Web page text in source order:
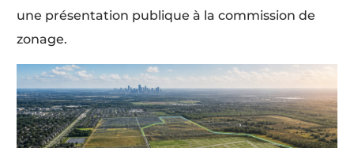
une présentation publique à la commission de
zonage.